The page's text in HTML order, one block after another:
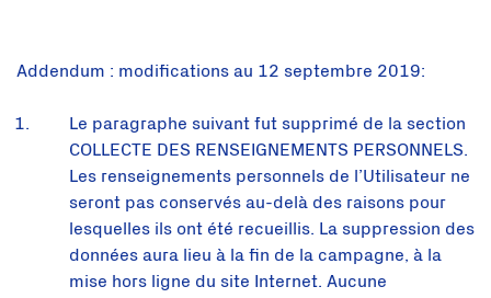
Addendum : modifications au 12 septembre 2019:
Le paragraphe suivant fut supprimé de la section
COLLECTE DES RENSEIGNEMENTS PERSONNELS.
Les renseignements personnels de l’Utilisateur ne
seront pas conservés au-delà des raisons pour
lesquelles ils ont été recueillis. La suppression des
données aura lieu à la fin de la campagne, à la
mise hors ligne du site Internet. Aucune